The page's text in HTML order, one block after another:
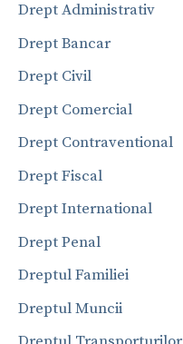
Drept Administrativ
Drept Bancar
Drept Civil
Drept Comercial
Drept Contraventional
Drept Fiscal
Drept International
Drept Penal
Dreptul Familiei
Dreptul Muncii